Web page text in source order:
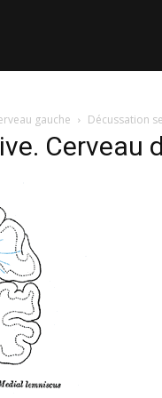
gauche Décussation
Cerveau